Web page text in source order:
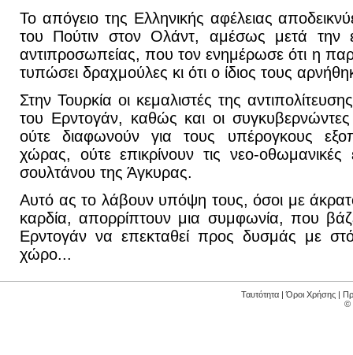
Το απόγειο της Ελληνικής αφέλειας
του Πούτιν στον Ολάντ, αμέσως μετά την
αντιπροσωπείας, που τον ενημέρωσε ότι η
τυπώσει δραχμούλες κι ότι ο ίδιος τους
Στην Τουρκία οι κεμαλιστές της
του Ερντογάν, καθώς και οι συγκυβερνώντες
ούτε διαφωνούν για τους υπέρογκους
χώρας, ούτε επικρίνουν τις νεο-οθωμανικές
σουλτάνου της Άγκυρας.
Αυτό ας το λάβουν υπόψη τους, όσοι με
καρδία, απορρίπτουν μια συμφωνία, που
Ερντογάν να επεκταθεί προς δυσμάς με
χώρο...
Ταυτότητα |Όροι Χρήσης |
©